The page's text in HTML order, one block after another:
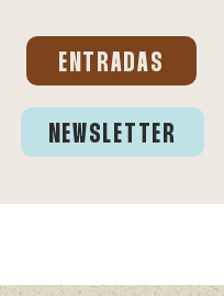
ENTRADAS
NEWSLETTER